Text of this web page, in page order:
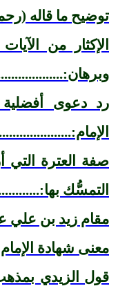
توضيح ما قاله
الإكثار من
رد دعوى أفضلية
صفة العترة التي
التمسُّك
مقام زيد بن علي
معنى شهادة الإمام
قول الزيدي بمذهب